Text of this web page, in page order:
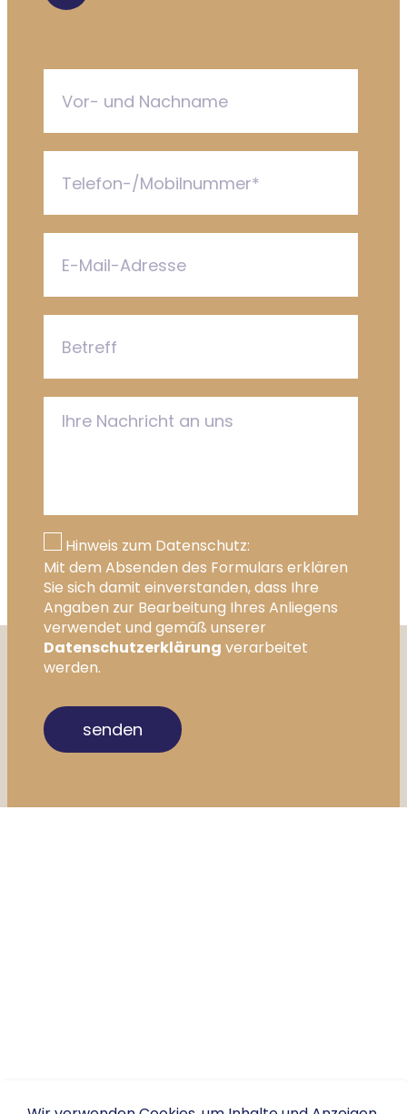
Hinweis zum Datenschutz:
Mit dem Absenden des Formulars erklären
Sie sich damit einverstanden, dass Ihre
Angaben zur Bearbeitung Ihres Anliegens
verwendet und gemäß unserer
Datenschutzerklärungverarbeitet
werden.